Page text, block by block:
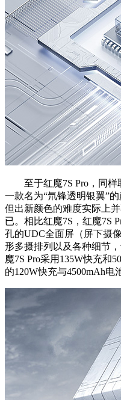
至于红魔7S Pro，同样
一款名为“氘锋透明银翼”
但出新颜色的难度实际上
已。相比红魔7S，红魔7S
孔的UDC全面屏（屏下摄
形多摄排列以及各种细节
魔7S Pro采用135W快充和
的120W快充与4500mAh电